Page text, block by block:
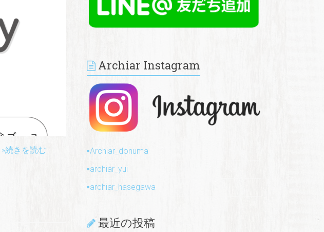
»続きを読む
Archiar Instagram
▪️Archiar_donuma
▪️archiar_yui
▪️archiar_hasegawa
最近の投稿